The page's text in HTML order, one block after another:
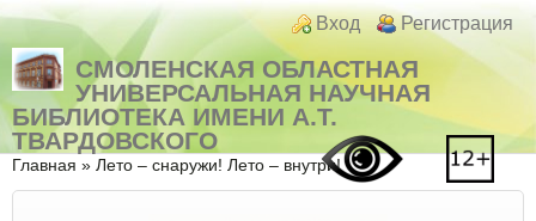
Перейти к основному содержанию
Skip to search
Login links
Вход Регистрация
СМОЛЕНСКАЯ ОБЛАСТНАЯ
УНИВЕРСАЛЬНАЯ НАУЧНАЯ
БИБЛИОТЕКА ИМЕНИ А.Т.
ТВАРДОВСКОГО
Вы здесь
Главная » Лето – снаружи! Лето – внутри!